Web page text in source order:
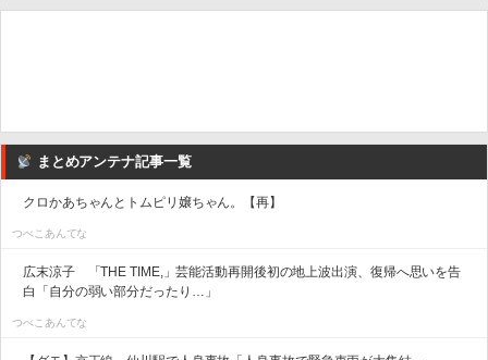
まとめアンテナ記事一覧
クロかあちゃんとトムピリ嬢ちゃん。【再】
つべこあんてな
広末涼子 「THE TIME,」芸能活動再開後初の地上波出演、復帰へ思いを告
白「自分の弱い部分だったり…」
つべこあんてな